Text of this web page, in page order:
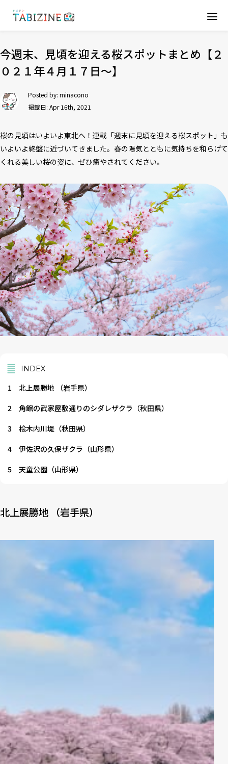
今週末、見頃を迎える桜スポットまとめ【２
０２１年４月１７日〜】
Posted by: minacono
掲載日: Apr 16th, 2021
桜の見頃はいよいよ東北へ！連載「週末に見頃を迎える桜スポット」も
いよいよ終盤に近づいてきました。春の陽気とともに気持ちを和らげて
くれる美しい桜の姿に、ぜひ癒やされてください。
INDEX
1
北上展勝地 （岩手県）
2
角館の武家屋敷通りのシダレザクラ（秋田県）
3
桧木内川堤（秋田県）
4
伊佐沢の久保ザクラ（山形県）
5
天童公園（山形県）
北上展勝地 （岩手県）